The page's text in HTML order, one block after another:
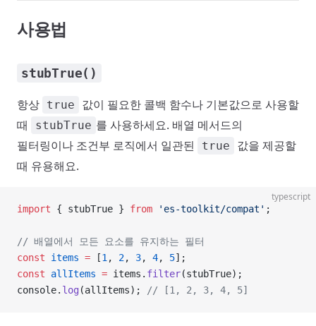
사용법
stubTrue()
항상 true
값이 필요한 콜백 함수나 기본값으로 사용할
때
stubTrue 를 사용하세요. 배열 메서드의
필터링이나 조건부 로직에서 일관된
true
값을 제공할
때 유용해요.
typescript
import { stubTrue } from 'es-toolkit/compat' ;
// 배열에서 모든 요소를 유지하는 필터
const items = [1 , 2, 3, 4, 5];
const allItems = items. filter(stubTrue);
console. log (allItems); // [1, 2, 3, 4, 5]